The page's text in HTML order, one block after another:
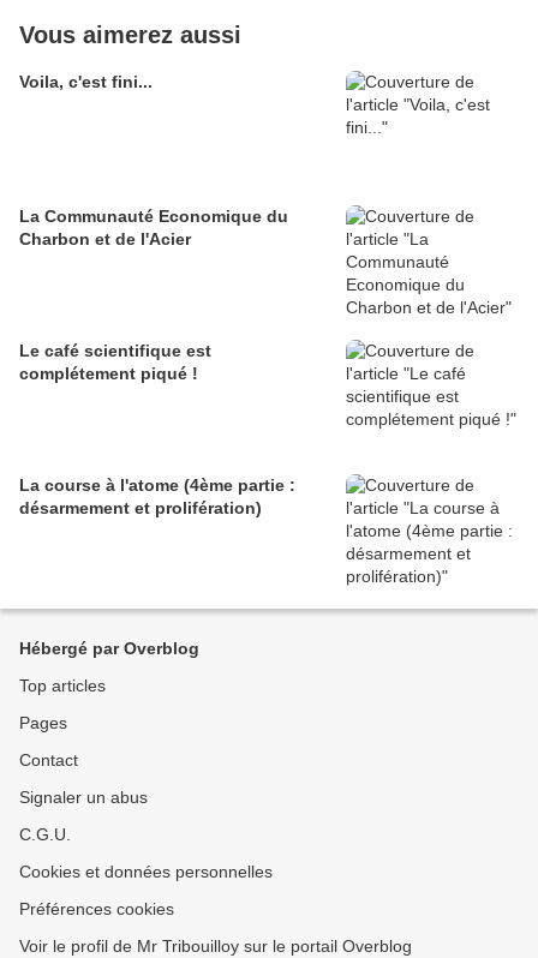
Vous aimerez aussi
Voila, c'est fini...
La Communauté Economique du
Charbon et de l'Acier
Le café scientifique est
complétement piqué !
La course à l'atome (4ème partie :
désarmement et prolifération)
Hébergé par Overblog
Top articles
Pages
Contact
Signaler un abus
C.G.U.
Cookies et données personnelles
Préférences cookies
Voir le profil de Mr Tribouilloy sur le portail Overblog